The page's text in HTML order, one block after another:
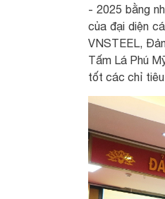
- 2025 bằng
của đại diện
VNSTEEL,
Tấm Lá Phú
tốt các chỉ